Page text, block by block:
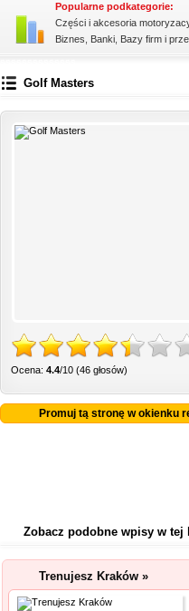
Popularne podkategorie:
Części i akcesoria
Biznes
Banki Bazy firm i
Golf Masters
Ocena: 4.4/10 (46 głosów)
Promuj tą stronę w okienku
Zobacz podobne wpisy w tej
Trenujesz Kraków »